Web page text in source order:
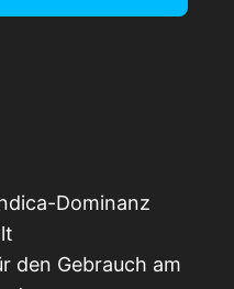
Dominanz
den Gebrauch am